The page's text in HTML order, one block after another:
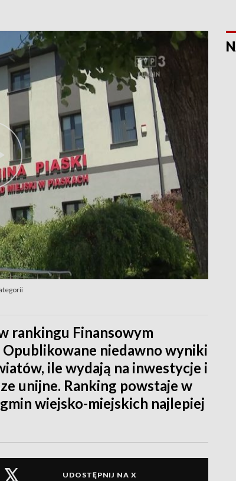
rankingu Finansowym
niedawno wyniki
ile wydają na inwestycje i
unijne. Ranking powstaje w
wiejsko-miejskich najlepiej
UDOSTĘPNIJ NA X